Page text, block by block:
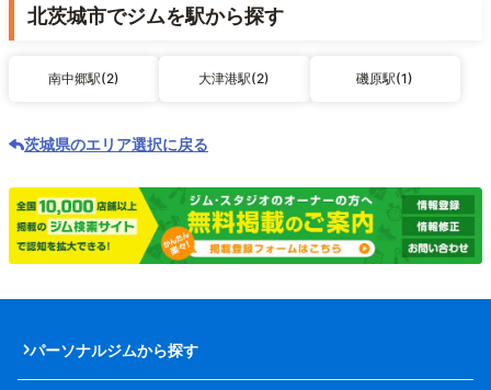
北茨城市でジムを駅から探す
南中郷駅(2) 大津港駅(2) 磯原駅(1)
茨城県のエリア選択に戻る
パーソナルジムから探す